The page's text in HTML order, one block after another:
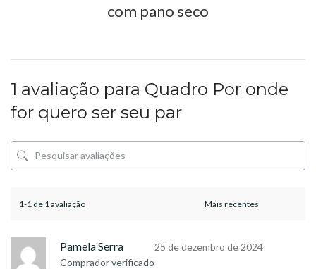
com pano seco
1 avaliação para Quadro Por onde
for quero ser seu par
1-1 de 1 avaliação
Pamela Serra
Comprador verificado
25 de dezembro de 2024